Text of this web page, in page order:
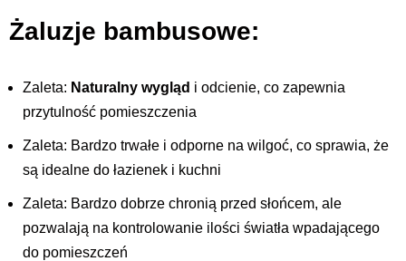
Żaluzje bambusowe:
Zaleta: Naturalny wygląd i odcienie, co zapewnia
przytulność pomieszczenia
Zaleta: Bardzo trwałe i odporne na wilgoć, co sprawia, że ​​
są idealne do łazienek i kuchni
Zaleta: Bardzo dobrze chronią przed słońcem, ale
pozwalają na kontrolowanie ilości światła wpadającego
do pomieszczeń